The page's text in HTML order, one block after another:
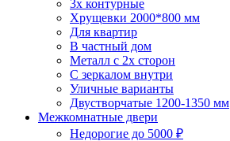
3х контурные
Хрущевки 2000*800 мм
Для квартир
В частный дом
Металл с 2х сторон
С зеркалом внутри
Уличные варианты
Двустворчатые 1200-1350 мм
Межкомнатные двери
Недорогие до 5000 ₽